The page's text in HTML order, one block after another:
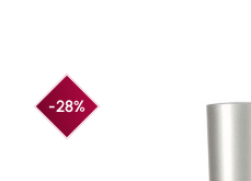
-28%